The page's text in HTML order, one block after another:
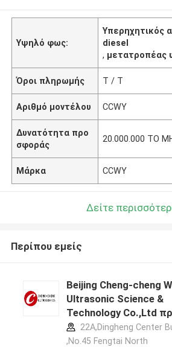
Υψηλό φως:
Υπερηχητικός
diesel
, μετατροπέας
Όροι πληρωμής T / T
Αριθμό μοντέλου CCWY
Δυνατότητα προ
σφοράς
20.000.000 ΤΟ
Μάρκα CCWY
Δείτε
Περίπου εμείς
Beijing Cheng-cheng
Ultrasonic Science &
Technology Co.,Ltd
κατασκευαστή
22A,Dingheng Center
,No.45 Fengtai North